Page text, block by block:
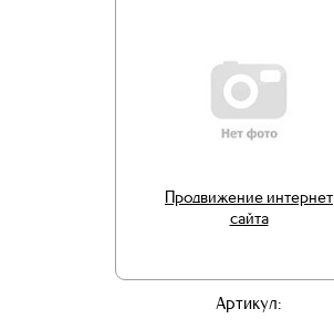
Продвижение интернет
сайта
Артикул: